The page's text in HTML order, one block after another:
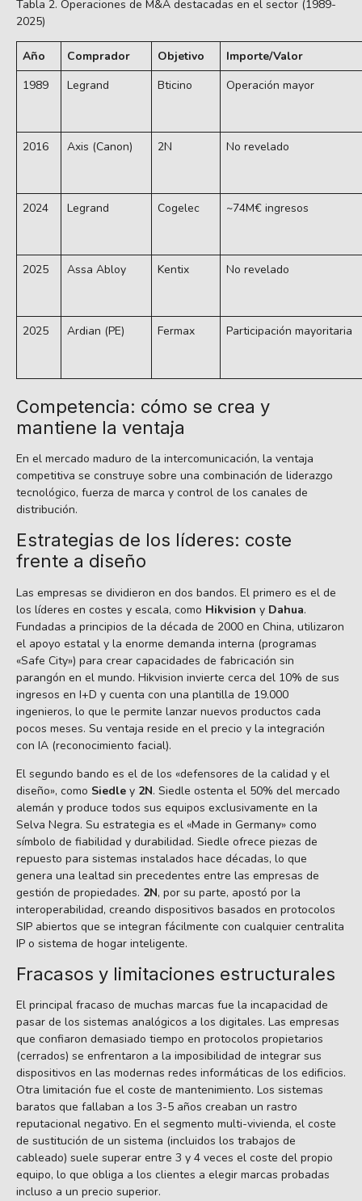
Tabla 2. Operaciones de M&A destacadas en el sector (1989-
2025)
Año Comprador Objetivo
Importe/Valor
1989
Legrand Bticino Operación mayor
2016 Axis (Canon) 2N No revelado
2024 Legrand Cogelec ~74M€ ingresos
2025 Assa Abloy Kentix No revelado
2025 Ardian (PE) Fermax Participación mayoritaria
Competencia: cómo se crea y
mantiene la ventaja
En el mercado maduro de la intercomunicación, la ventaja
competitiva se construye sobre una combinación de liderazgo
tecnológico, fuerza de marca y control de los canales de
distribución.
Estrategias de los líderes: coste
frente a diseño
Las empresas se dividieron en dos bandos. El primero es el de
los líderes en costes y escala, como Hikvision y Dahua.
Fundadas a principios de la década de 2000 en China, utilizaron
el apoyo estatal y la enorme demanda interna (programas
«Safe City») para crear capacidades de fabricación sin
parangón en el mundo. Hikvision invierte cerca del 10% de sus
ingresos en I+D y cuenta con una plantilla de 19.000
ingenieros, lo que le permite lanzar nuevos productos cada
pocos meses. Su ventaja reside en el precio y la integración
con IA (reconocimiento facial).
El segundo bando es el de los «defensores de la calidad y el
diseño», como Siedle y 2N. Siedle ostenta el 50% del mercado
alemán y produce todos sus equipos exclusivamente en la
Selva Negra. Su estrategia es el «Made in Germany» como
símbolo de fiabilidad y durabilidad. Siedle ofrece piezas de
repuesto para sistemas instalados hace décadas, lo que
genera una lealtad sin precedentes entre las empresas de
gestión de propiedades. 2N, por su parte, apostó por la
interoperabilidad, creando dispositivos basados en protocolos
SIP abiertos que se integran fácilmente con cualquier centralita
IP o sistema de hogar inteligente.
Fracasos y limitaciones estructurales
El principal fracaso de muchas marcas fue la incapacidad de
pasar de los sistemas analógicos a los digitales. Las empresas
que confiaron demasiado tiempo en protocolos propietarios
(cerrados) se enfrentaron a la imposibilidad de integrar sus
dispositivos en las modernas redes informáticas de los edificios.
Otra limitación fue el coste de mantenimiento. Los sistemas
baratos que fallaban a los 3-5 años creaban un rastro
reputacional negativo. En el segmento multi-vivienda, el coste
de sustitución de un sistema (incluidos los trabajos de
cableado) suele superar entre 3 y 4 veces el coste del propio
equipo, lo que obliga a los clientes a elegir marcas probadas
incluso a un precio superior.